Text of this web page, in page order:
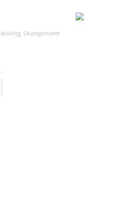
, Ukategoriseret